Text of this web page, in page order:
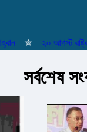
✮ ২০ আগস্ট রাষ্ট্রপতি
সর্বশেষ